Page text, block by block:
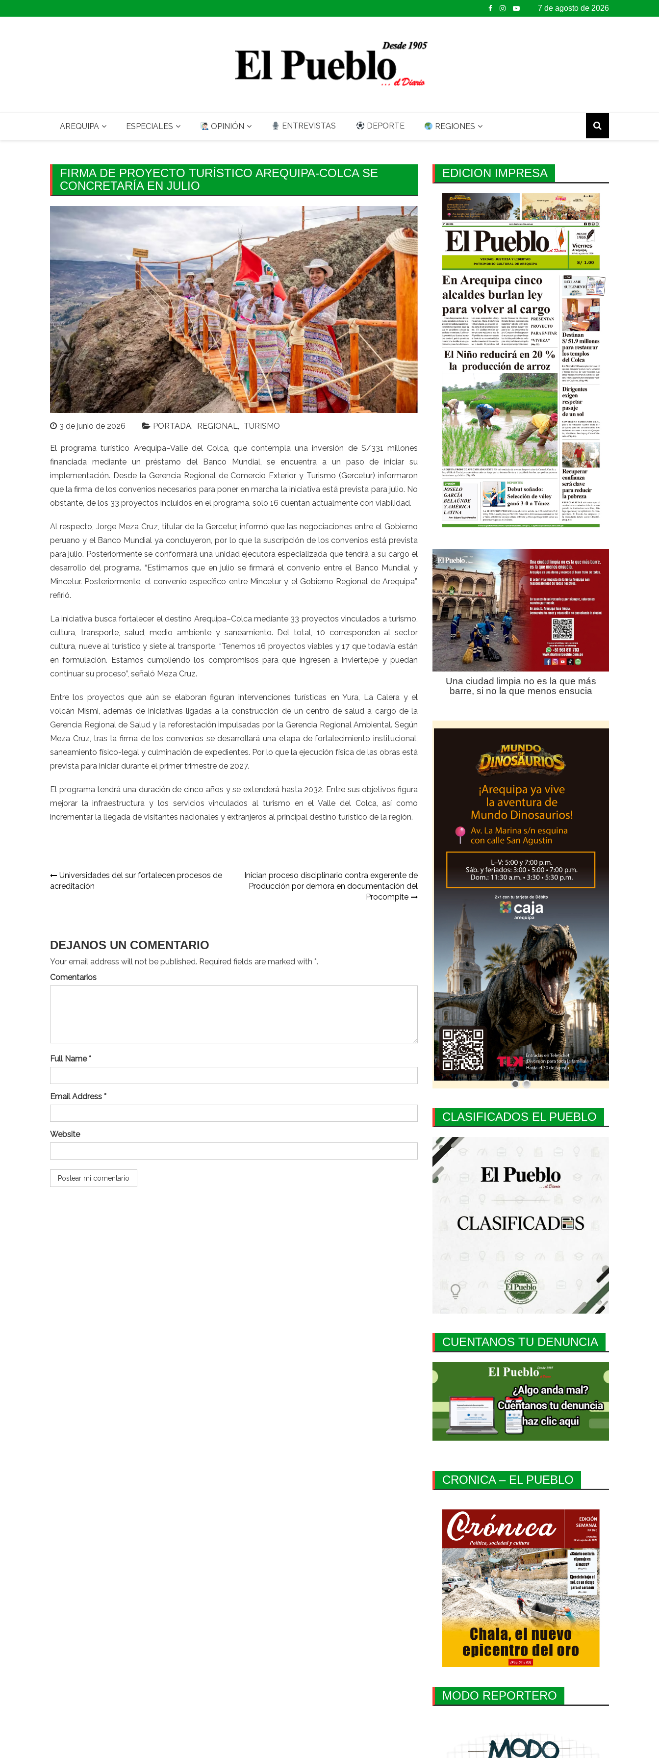
to
7 de agosto de 2026
AREQUIPA ESPECIALES OPINIÓN ENTREVISTAS DEPORTE REGIONES
FIRMA DE PROYECTO TURÍSTICO AREQUIPA-COLCA SE
CONCRETARÍA EN JULIO
3 de junio de 2026 PORTADA REGIONAL TURISMO
El programa turístico Arequipa–Valle del Colca, que contempla una inversión de S/331 millones
financiada mediante un préstamo del Banco Mundial, se encuentra a un paso de iniciar su
implementación. Desde la Gerencia Regional de Comercio Exterior y Turismo (Gercetur) informaron
que la firma de los convenios necesarios para poner en marcha la iniciativa está prevista para julio. No
obstante, de los 33 proyectos incluidos en el programa, solo 16 cuentan actualmente con viabilidad.
Al respecto, Jorge Meza Cruz, titular de la Gercetur, informó que las negociaciones entre el Gobierno
peruano y el Banco Mundial ya concluyeron, por lo que la suscripción de los convenios está prevista
para julio. Posteriormente se conformará una unidad ejecutora especializada que tendrá a su cargo el
desarrollo del programa. “Estimamos que en julio se firmará el convenio entre el Banco Mundial y
Mincetur. Posteriormente, el convenio específico entre Mincetur y el Gobierno Regional de Arequipa”,
refirió.
La iniciativa busca fortalecer el destino Arequipa–Colca mediante 33 proyectos vinculados a turismo,
cultura, transporte, salud, medio ambiente y saneamiento. Del total, 10 corresponden al sector
cultura, nueve al turístico y siete al transporte. “Tenemos 16 proyectos viables y 17 que todavía están
en formulación. Estamos cumpliendo los compromisos para que ingresen a Invierte.pe y puedan
continuar su proceso”, señaló Meza Cruz.
Entre los proyectos que aún se elaboran figuran intervenciones turísticas en Yura, La Calera y el
volcán Mismi, además de iniciativas ligadas a la construcción de un centro de salud a cargo de la
Gerencia Regional de Salud y la reforestación impulsadas por la Gerencia Regional Ambiental. Según
Meza Cruz, tras la firma de los convenios se desarrollará una etapa de fortalecimiento institucional,
saneamiento físico-legal y culminación de expedientes. Por lo que la ejecución física de las obras está
prevista para iniciar durante el primer trimestre de 2027.
El programa tendrá una duración de cinco años y se extenderá hasta 2032. Entre sus objetivos figura
mejorar la infraestructura y los servicios vinculados al turismo en el Valle del Colca, así como
incrementar la llegada de visitantes nacionales y extranjeros al principal destino turístico de la región.
Navegación
de
Universidades del sur fortalecen procesos de
acreditación
Inician proceso disciplinario contra exgerente de
Producción por demora en documentación del
Procompite
DEJANOS UN COMENTARIO
Your email address will not be published. Required fields are marked with *.
Comentarios
Full Name *
Email Address *
Website
EDICION IMPRESA
Una ciudad limpia no es la que más
barre, si no la que menos ensucia
CLASIFICADOS EL PUEBLO
CUENTANOS TU DENUNCIA
CRONICA – EL PUEBLO
MODO REPORTERO